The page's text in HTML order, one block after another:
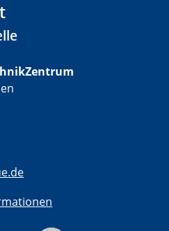
und -prüfung